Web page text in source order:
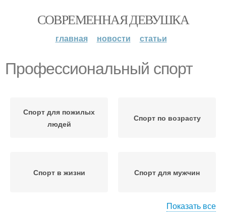
СОВРЕМЕННАЯ ДЕВУШКА
главная новости статьи
Профессиональный спорт
Спорт для пожилых
людей
Спорт по возрасту
Спорт в жизни Спорт для мужчин
Показать все